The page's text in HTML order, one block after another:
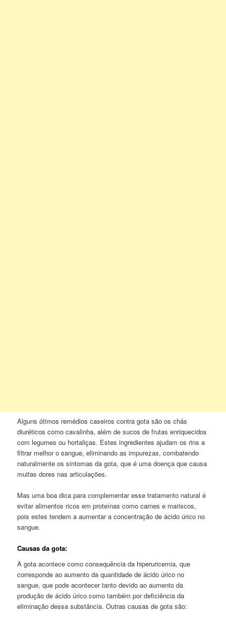
Alguns ótimos remédios caseiros contra gota são os chás
diuréticos como cavalinha, além de sucos de frutas enriquecidos
com legumes ou hortaliças. Estes ingredientes ajudam os rins a
filtrar melhor o sangue, eliminando as impurezas, combatendo
naturalmente os sintomas da gota, que é uma doença que causa
muitas dores nas articulações.
Mas uma boa dica para complementar esse tratamento natural é
evitar alimentos ricos em proteínas como carnes e mariscos,
pois estes tendem a aumentar a concentração de ácido úrico no
sangue.
Causas da gota:
A gota acontece como consequência da hiperuricemia, que
corresponde ao aumento da quantidade de ácido úrico no
sangue, que pode acontecer tanto devido ao aumento da
produção de ácido úrico como também por deficiência da
eliminação dessa substância. Outras causas de gota são: